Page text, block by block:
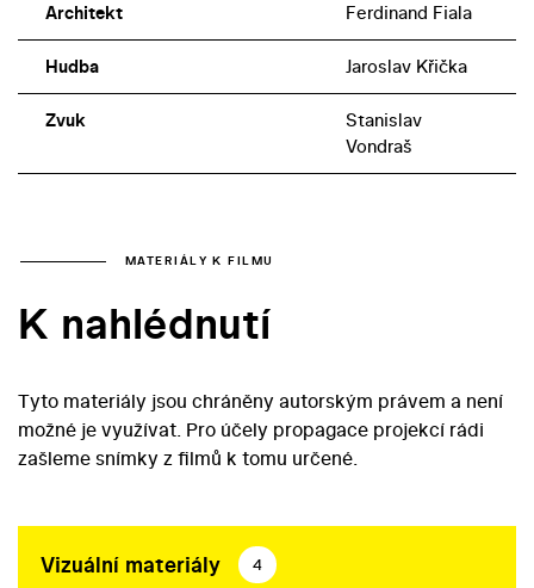
Architekt Ferdinand Fiala
Hudba Jaroslav Křička
Zvuk
Stanislav
Vondraš
MATERIÁLY K FILMU
K nahlédnutí
Tyto materiály jsou chráněny autorským právem a není
možné je využívat. Pro účely propagace projekcí rádi
zašleme snímky z filmů k tomu určené.
Vizuální materiály 4